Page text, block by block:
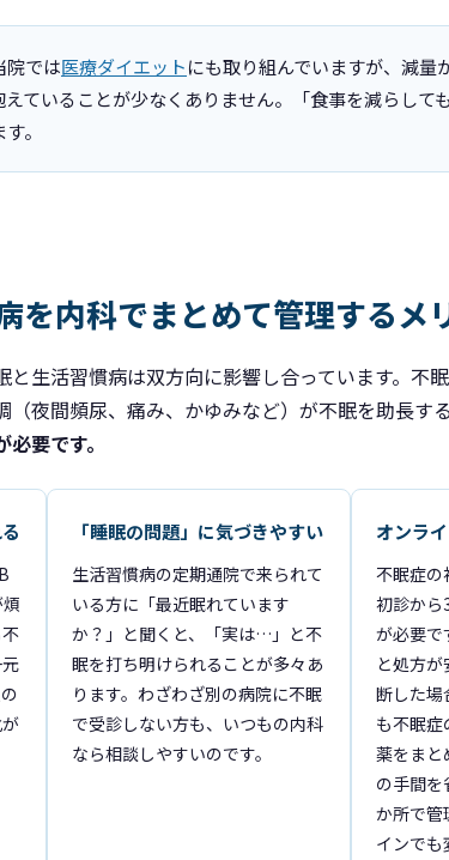
院では医療ダイエットにも取り組んでいますが、減量
ていることが少なくありません。「食事を減らして
。
を内科でまとめて管理するメ
と生活習慣病は双方向に影響し合っています。不
（夜間頻尿、痛み、かゆみなど）が不眠を助長
要です。
「睡眠の問題」に気づきやすい
生活習慣病の定期通院で来られて
いる方に「最近眠れています
か？」と聞くと、「実は…」と不
眠を打ち明けられることが多々あ
ります。わざわざ別の病院に不眠
で受診しない方も、いつもの内科
なら相談しやすいのです。
オンラ
不眠症の
初診から
が必要で
と処方
断した場
も不眠症
薬をまと
の手間を
か所で管
インでも